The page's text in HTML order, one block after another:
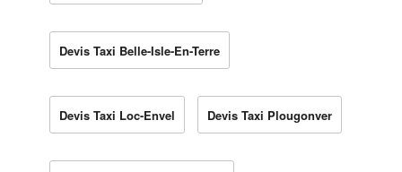
Devis Taxi Belle-Isle-En-Terre
Devis Taxi Loc-Envel Devis Taxi Plougonver